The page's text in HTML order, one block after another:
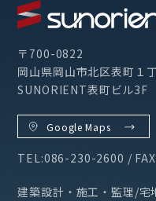
〒700-0822
岡山県岡山市北区表町１
SUNORIENT表町ビル3F
Google Maps
TEL:086-230-2600 /
建築設計・施工・監理/宅